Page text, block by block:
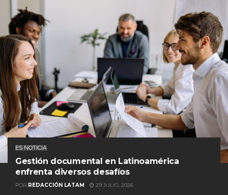
ES NOTICIA
Gestión documental en Latinoamérica
enfrenta diversos desafíos
POR REDACCIÓN LATAM 29 JULIO, 2026